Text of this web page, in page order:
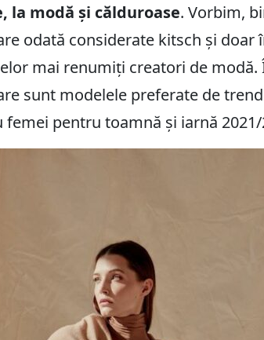
la modă și călduroase. Vorbim,
odată considerate kitsch și doar
mai renumiți creatori de
sunt modelele preferate de
femei pentru toamnă și iarnă 2021/